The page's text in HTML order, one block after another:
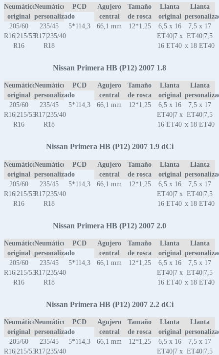
Neumático
original
Neumático
personalizado
PCD
Agujero
central
Tamaño
de rosca
Llanta
original
Llanta
205/60
R16|215/55
R16
235/45
R17|235/40
R18
5*114,3 66,1 mm 12*1,25
6,5 x 16
ET40|7 x
16 ET40
7,5 x 17
ET40|7,5
x 18 ET40
Nissan Primera HB (P12) 2007 1.8
Neumático
original
Neumático
personalizado
PCD
Agujero
central
Tamaño
de rosca
Llanta
original
Llanta
205/60
R16|215/55
R16
235/45
R17|235/40
R18
5*114,3 66,1 mm 12*1,25
6,5 x 16
ET40|7 x
16 ET40
7,5 x 17
ET40|7,5
x 18 ET40
Nissan Primera HB (P12) 2007 1.9 dCi
Neumático
original
Neumático
personalizado
PCD
Agujero
central
Tamaño
de rosca
Llanta
original
Llanta
205/60
R16|215/55
R16
235/45
R17|235/40
R18
5*114,3 66,1 mm 12*1,25
6,5 x 16
ET40|7 x
16 ET40
7,5 x 17
ET40|7,5
x 18 ET40
Nissan Primera HB (P12) 2007 2.0
Neumático
original
Neumático
personalizado
PCD
Agujero
central
Tamaño
de rosca
Llanta
original
Llanta
205/60
R16|215/55
R16
235/45
R17|235/40
R18
5*114,3 66,1 mm 12*1,25
6,5 x 16
ET40|7 x
16 ET40
7,5 x 17
ET40|7,5
x 18 ET40
Nissan Primera HB (P12) 2007 2.2 dCi
Neumático
original
Neumático
personalizado
PCD
Agujero
central
Tamaño
de rosca
Llanta
original
Llanta
205/60
R16|215/55
235/45
R17|235/40
5*114,3 66,1 mm 12*1,25
6,5 x 16
ET40|7 x
7,5 x 17
ET40|7,5